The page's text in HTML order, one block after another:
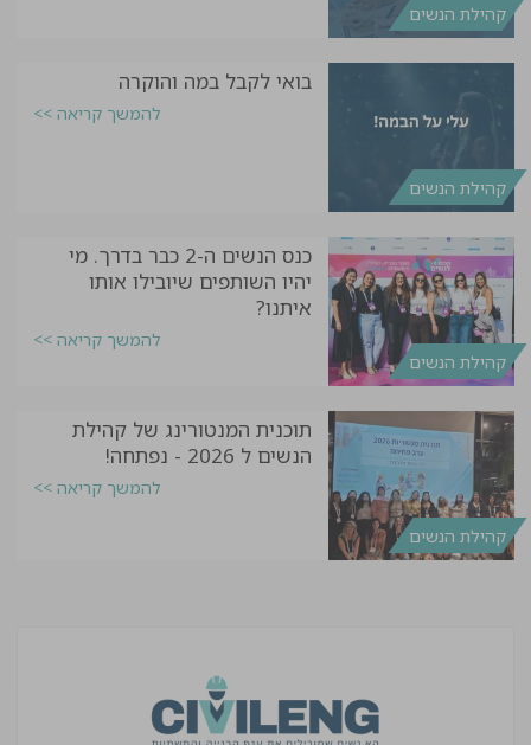
קהילת הנשים
קהילת הנשים
בואי לקבל במה והוקרה
להמשך קריאה >>
קהילת הנשים
כנס הנשים ה-2 כבר בדרך. מי
יהיו השותפים שיובילו אותו
איתנו?
להמשך קריאה >>
קהילת הנשים
תוכנית המנטורינג של קהילת
הנשים ל 2026 - נפתחה!
להמשך קריאה >>